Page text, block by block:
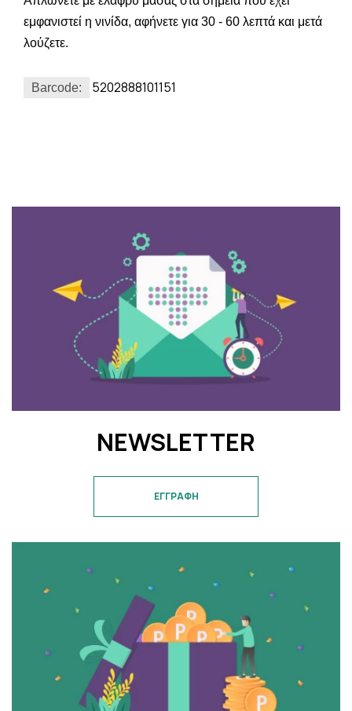
εμφανιστεί η νινίδα, αφήνετε για 30 - 60 λεπτά και μετά
λούζετε.
Barcode: 5202888101151
NEWSLETTER
ΕΓΓΡΑΦΗ